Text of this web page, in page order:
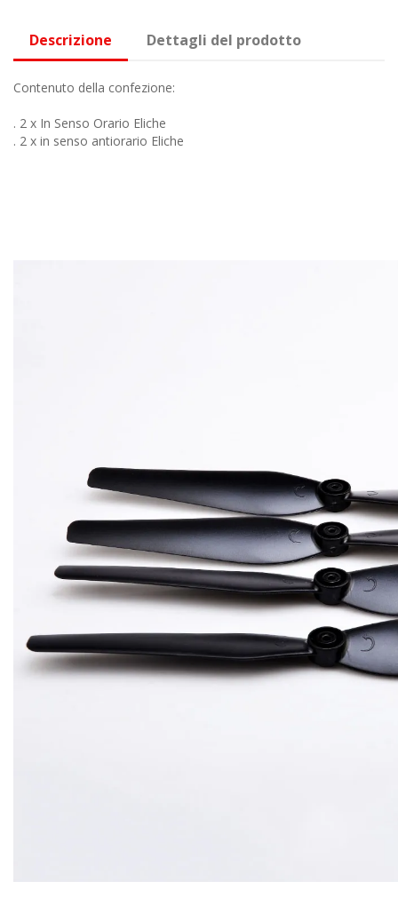
Descrizione Dettagli del prodotto
Contenuto della confezione:
. 2 x In Senso Orario Eliche
. 2 x in senso antiorario Eliche